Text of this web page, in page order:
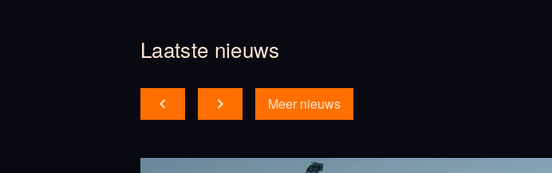
Laatste nieuws
Meer nieuws